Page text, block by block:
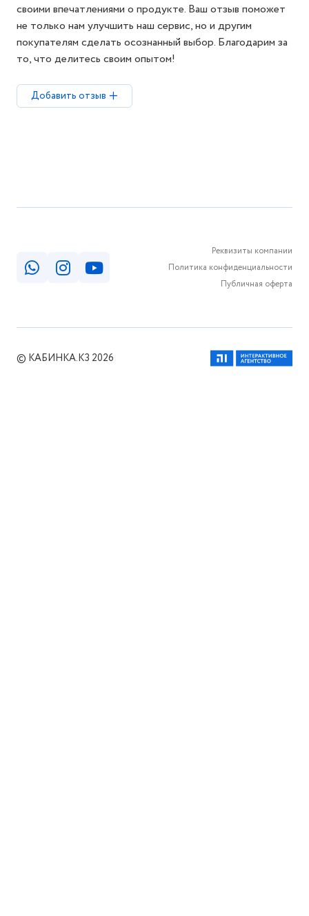
своими впечатлениями о продукте. Ваш отзыв поможет
не только нам улучшить наш сервис, но и другим
покупателям сделать осознанный выбор. Благодарим за
то, что делитесь своим опытом!
Добавить отзыв
Реквизиты компании
Политика конфиденциальности
Публичная оферта
© КАБИНКА.КЗ 2026